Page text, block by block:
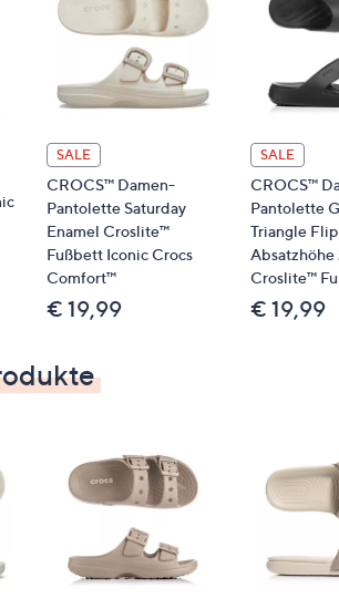
Sonstiges
Sonstiges
Sonstiges
SALE
CROCS™ Damen-
Pantolette Saturday
Enamel Croslite™
Fußbett Iconic Crocs
Comfort™
€ 19,99
SALE
CROCS™
Pantolette
Triangle Flip
Absatzhöhe
Croslite™
€ 19,99